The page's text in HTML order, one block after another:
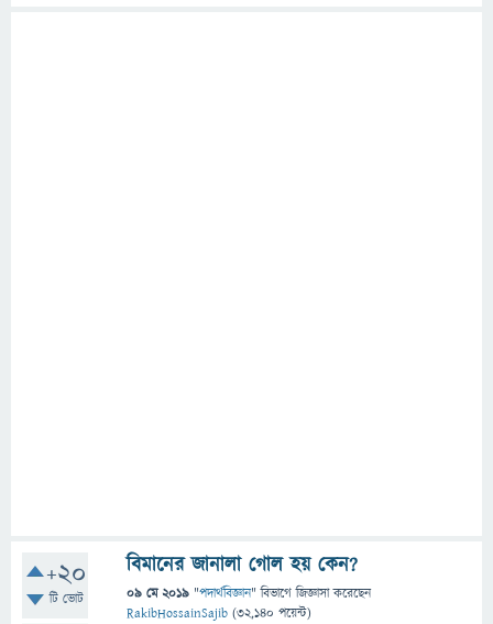
+20
টি ভোট
বিমানের জানালা গোল হয় কেন?
09 মে 2019 "পদার্থবিজ্ঞান" বিভাগে জিজ্ঞাসাকরেছেন
RakibHossainSajib (32,140 পয়েন্ট)